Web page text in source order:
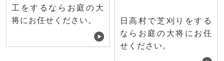
工をするならお庭の大
将にお任せください。
日高村で芝刈りをする
ならお庭の大将にお任
せください。